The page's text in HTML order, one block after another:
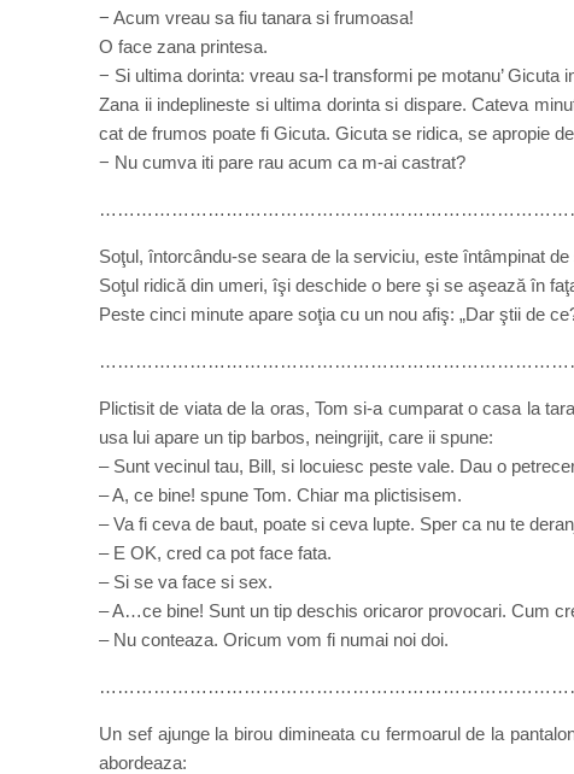
− Acum vreau sa fiu tanara si frumoasa!
O face zana printesa.
− Si ultima dorinta: vreau sa-l transformi pe motanu’ Gicuta
Zana ii indeplineste si ultima dorinta si dispare. Cateva
cat de frumos poate fi Gicuta. Gicuta se ridica, se apropie
− Nu cumva iti pare rau acum ca m-ai castrat?
Soţul, întorcându-se seara de la serviciu, este întâmpinat
Soţul ridică din umeri, îşi deschide o bere şi se aşează în
Peste cinci minute apare soţia cu un nou afiş: „Dar ştii de
Plictisit de viata de la oras, Tom si-a cumparat o casa la
usa lui apare un tip barbos, neingrijit, care ii spune:
– Sunt vecinul tau, Bill, si locuiesc peste vale. Dau o
– A, ce bine! spune Tom. Chiar ma plictisisem.
– Va fi ceva de baut, poate si ceva lupte. Sper ca nu te
– E OK, cred ca pot face fata.
– Si se va face si sex.
– A…ce bine! Sunt un tip deschis oricaror provocari. Cum
– Nu conteaza. Oricum vom fi numai noi doi.
Un sef ajunge la birou dimineata cu fermoarul de la
abordeaza: